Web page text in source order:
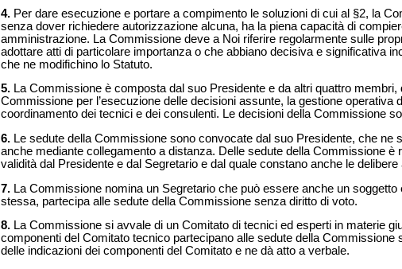
4. Per dare esecuzione e portare a compimento le soluzioni di cui al §2, la
senza dover richiedere autorizzazione alcuna, ha la piena capacità di
amministrazione. La Commissione deve a Noi riferire regolarmente sulle
adottare atti di particolare importanza o che abbiano decisiva e significativa
che ne modifichino lo Statuto.
5. La Commissione è composta dal suo Presidente e da altri quattro
Commissione per l’esecuzione delle decisioni assunte, la gestione operativa
coordinamento dei tecnici e dei consulenti. Le decisioni della Commissione
6. Le sedute della Commissione sono convocate dal suo Presidente, che ne
anche mediante collegamento a distanza. Delle sedute della Commissione
validità dal Presidente e dal Segretario e dal quale constano anche le delibere
7. La Commissione nomina un Segretario che può essere anche un
stessa, partecipa alle sedute della Commissione senza diritto di voto.
8. La Commissione si avvale di un Comitato di tecnici ed esperti in materie
componenti del Comitato tecnico partecipano alle sedute della
delle indicazioni dei componenti del Comitato e ne dà atto a verbale.